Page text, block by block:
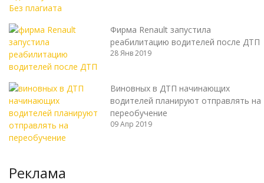
Фирма Renault запустила
реабилитацию водителей после ДТП
28 Янв 2019
Виновных в ДТП начинающих
водителей планируют отправлять на
переобучение
09 Апр 2019
Реклама